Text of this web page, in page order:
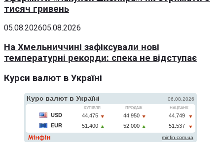
тисяч гривень
05.08.202605.08.2026
На Хмельниччині зафіксували нові
температурні рекорди: спека не відступає
Курси валют в Україні